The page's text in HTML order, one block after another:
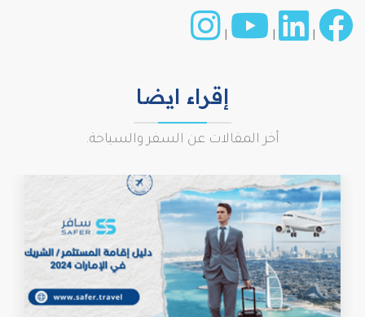
|
|
|
إقراء ايضا
أخر المقالات عن السفر والسياحة.